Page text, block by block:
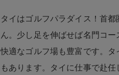
タイはゴルフパラダイス！首
ん。少し足を伸ばせば名門コ
快適なゴルフ場も豊富です。
もあります。タイに仕事で赴